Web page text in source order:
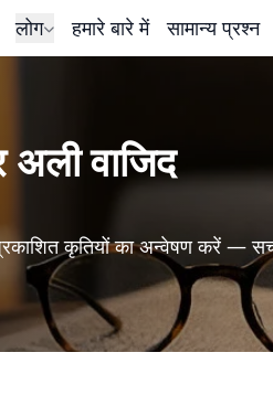
लोग हमारे बारे में सामान्य प्रश्न
अली वाजिद
कृतियों का अन्वेषण करें —